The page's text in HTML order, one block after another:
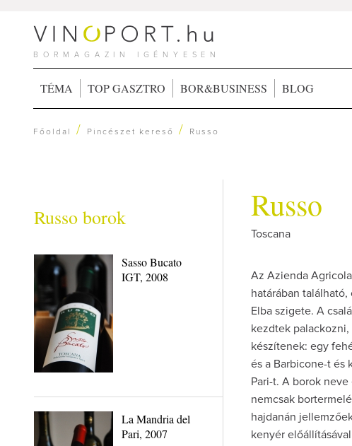
BORMAGAZIN IGÉNYESEN
TÉMA TOP GASZTRO BOR&BUSINESS BLOG
Főoldal / Pincészet kereső / Russo
Russo borok
Sasso Bucato
IGT, 2008
La Mandria del
Pari, 2007
Russo
Toscana
Az Azienda
határában
Elba szigete. A
kezdtek
készítenek: egy
és a Barbicone-t és
Pari-t. A borok
nemcsak
hajdanán
kenyér